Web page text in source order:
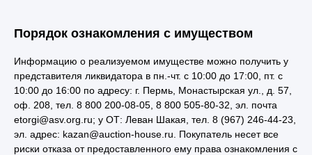
Порядок ознакомления с имуществом
Информацию о реализуемом имуществе можно получить у
представителя ликвидатора в пн.-чт. с 10:00 до 17:00, пт. с
10:00 до 16:00 по адресу: г. Пермь, Монастырская ул., д. 57,
оф. 208, тел. 8 800 200-08-05, 8 800 505-80-32, эл. почта
etorgi@asv.org.ru; у ОТ: Леван Шакая, тел. 8 (967) 246-44-23,
эл. адрес: kazan@auction-house.ru. Покупатель несет все
риски отказа от предоставленного ему права ознакомления с